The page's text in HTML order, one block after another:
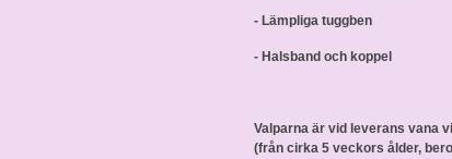
- Lämpliga tuggben
- Halsband och koppel
Valparna är vid leverans vana
(från cirka 5 veckors ålder,